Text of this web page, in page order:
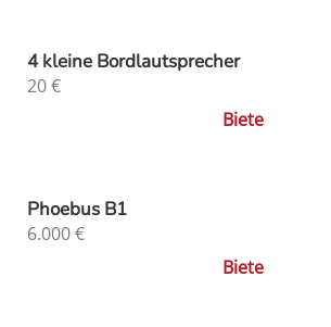
4 kleine Bordlautsprecher
20€
Biete
Phoebus B1
6.000€
Biete